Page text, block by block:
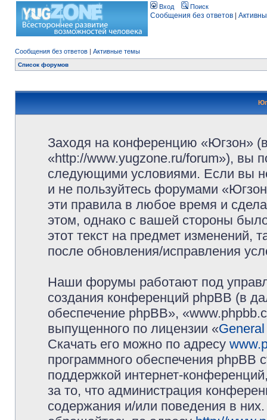
Вход Поиск
Сообщения без ответов
Сообщения без ответов | Активные темы
Список форумов
Заходя на конференцию «Югзон»
«http://www.yugzone.ru/forum»), вы
следующими условиями. Если вы
и не пользуйтесь форумами
эти правила в любое время и
этом, однако с вашей стороны
этот текст на предмет изменений,
после обновления/исправления
Наши форумы работают под
создания конференций phpBB (в
обеспечение phpBB»,
выпущенного по лицензии «
Скачать его можно по адресу
программного обеспечения phpBB
поддержкой интернет-
за то, что администрация
содержания и/или поведения в